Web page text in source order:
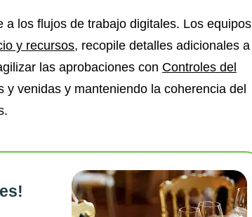
los flujos de trabajo digitales. Los equipos
y recursos, recopile detalles adicionales a
las aprobaciones con Controles del
y venidas y manteniendo la coherencia del